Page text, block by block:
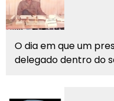
O dia em que um
delegado dentro do